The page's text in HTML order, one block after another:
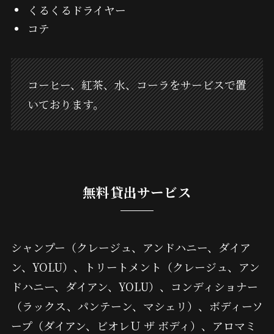
くるくるドライヤー
コテ
コーヒー、紅茶、水、コーラをサービスで置
いております。
無料貸出サービス
シャンプー（クレージュ、アンドハニー、ダイア
ン、YOLU）、トリートメント（クレージュ、アン
ドハニー、ダイアン、YOLU）、コンディショナー
（ラックス、パンテーン、マシェリ）、ボディーソ
ープ（ダイアン、ビオレＵ ザ ボディ）、アロマミ